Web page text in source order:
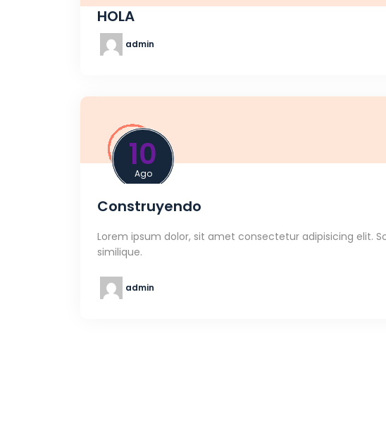
HOLA
admin
10
Ago
Construyendo
Lorem ipsum dolor, sit amet consectetur adipisicing elit.
similique.
admin